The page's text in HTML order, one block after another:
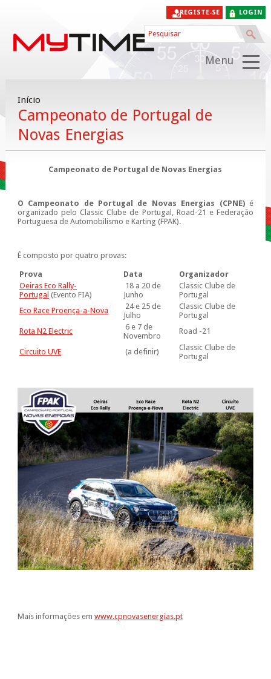
LOGIN
REGISTE-SE
Menu
Início
Campeonato de Portugal de
Novas Energias
Campeonato de Portugal de Novas Energias
O Campeonato de Portugal de Novas Energias (CPNE) é
organizado pelo Classic Clube de Portugal, Road-21 e Federação
Portuguesa de Automobilismo e Karting (FPAK).
É composto por quatro provas:
Prova Data
Organizador
Oeiras Eco Rally-
Portugal (Evento FIA)
18 a 20 de
Junho
Classic Clube de
Portugal
Eco Race Proença-a-Nova
24 e 25 de
Julho
Classic Clube de
Portugal
Rota N2 Electric
6 e 7 de
Novembro
Road -21
Circuito UVE (a definir)
Classic Clube de
Portugal
Mais informações em www.cpnovasenergias.pt